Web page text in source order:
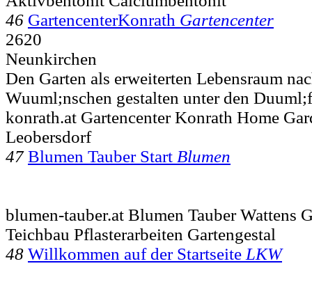
46 GartencenterKonrath Gartencenter
2620
Neunkirchen
Den Garten als erweiterten Lebensraum
Wuuml;nschen gestalten unter den
konrath.at Gartencenter Konrath Home
Leobersdorf
47 Blumen Tauber Start Blumen
blumen-tauber.at Blumen Tauber Wattens
Teichbau Pflasterarbeiten Gartengestal
48 Willkommen auf der Startseite LKW